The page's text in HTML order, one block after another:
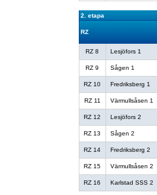
2. etapa
RZ
RZ 8 Lesjöfors 1
RZ 9 Sågen 1
RZ 10 Fredriksberg 1
RZ 11 Värmullsåsen 1
RZ 12 Lesjöfors 2
RZ 13 Sågen 2
RZ 14 Fredriksberg 2
RZ 15 Värmullsåsen 2
RZ 16 Karlstad SSS 2